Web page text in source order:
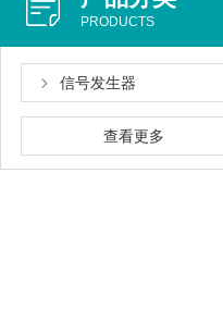
PRODUCTS
信号发生器
查看更多